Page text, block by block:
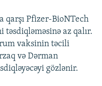
qarşı Pfizer-BioNTech
təsdiqləməsinə az qalır.
vaksinin təcili
və Dərman
gözlənir.